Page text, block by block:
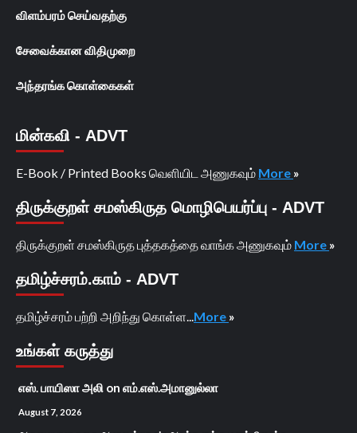
விளம்பரம் செய்வதற்கு
சேவைக்கான விதிமுறை
அந்தரங்க கொள்கைகள்
மின்கவி - ADVT
E-Book / Printed Books வெளியிட அணுகவும் More »
திருக்குறள் சமஸ்கிருத மொழிபெயர்ப்பு - ADVT
திருக்குறள் சமஸ்கிருத புத்தகத்தை வாங்க அணுகவும் More »
தமிழ்ச்சரம்.காம் - ADVT
தமிழ்ச்சரம் பற்றி அறிந்து கொள்ள... More »
உங்கள் கருத்து
எஸ். பாயிஸா அலி on எம்.எஸ்.அமானுல்லா
August 7, 2026